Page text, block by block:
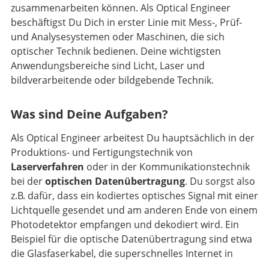
zusammenarbeiten können. Als Optical Engineer
beschäftigst Du Dich in erster Linie mit Mess-, Prüf-
und Analysesystemen oder Maschinen, die sich
optischer Technik bedienen. Deine wichtigsten
Anwendungsbereiche sind Licht, Laser und
bildverarbeitende oder bildgebende Technik.
Was sind Deine Aufgaben?
Als Optical Engineer arbeitest Du hauptsächlich in der
Produktions- und Fertigungstechnik von
Laserverfahren oder in der Kommunikationstechnik
bei der optischen Datenübertragung. Du sorgst also
z.B. dafür, dass ein kodiertes optisches Signal mit einer
Lichtquelle gesendet und am anderen Ende von einem
Photodetektor empfangen und dekodiert wird. Ein
Beispiel für die optische Datenübertragung sind etwa
die Glasfaserkabel, die superschnelles Internet in